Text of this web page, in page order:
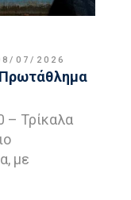
07/2026
– Τρίκαλα
με